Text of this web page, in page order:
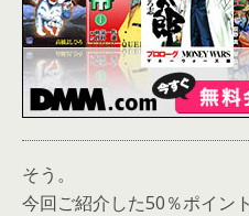
そう。
今回ご紹介した50％ポイン